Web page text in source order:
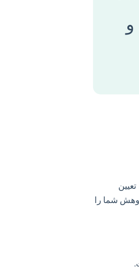
شما را